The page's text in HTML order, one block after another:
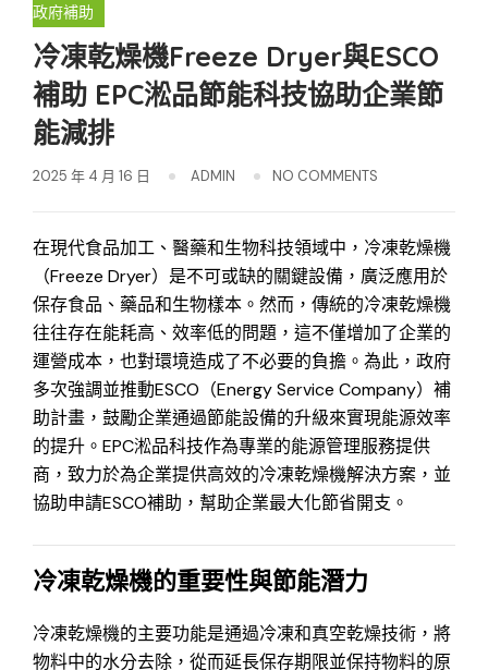
政府補助
冷凍乾燥機Freeze Dryer與ESCO
補助 EPC淞品節能科技協助企業節
能減排
2025 年 4 月 16 日 ADMIN NO COMMENTS
在現代食品加工、醫藥和生物科技領域中，冷凍乾燥機
（Freeze Dryer）是不可或缺的關鍵設備，廣泛應用於
保存食品、藥品和生物樣本。然而，傳統的冷凍乾燥機
往往存在能耗高、效率低的問題，這不僅增加了企業的
運營成本，也對環境造成了不必要的負擔。為此，政府
多次強調並推動ESCO（Energy Service Company）補
助計畫，鼓勵企業通過節能設備的升級來實現能源效率
的提升。EPC淞品科技作為專業的能源管理服務提供
商，致力於為企業提供高效的冷凍乾燥機解決方案，並
協助申請ESCO補助，幫助企業最大化節省開支。
冷凍乾燥機的重要性與節能潛力
冷凍乾燥機的主要功能是通過冷凍和真空乾燥技術，將
物料中的水分去除，從而延長保存期限並保持物料的原